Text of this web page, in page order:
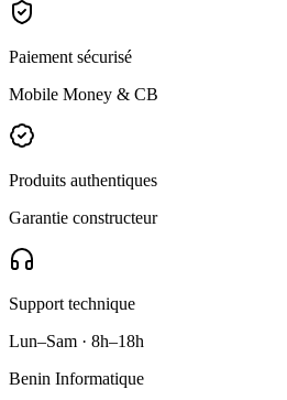
Paiement sécurisé
Mobile Money & CB
Produits authentiques
Garantie constructeur
Support technique
Lun–Sam · 8h–18h
Benin Informatique